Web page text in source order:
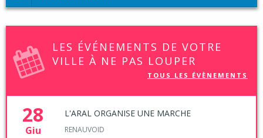
LES ÉVÉNEMENTS DE VOTRE
VILLE À NE PAS LOUPER
TOUS LES ÉVÈNEMENTS
28
Giu
L'ARAL ORGANISE UNE MARCHE
RENAUVOID